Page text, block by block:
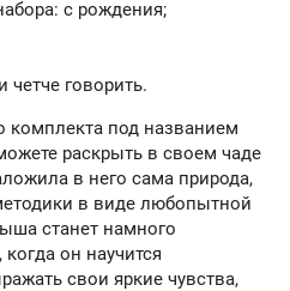
с рождения;
говорить.
под названием
раскрыть в своем чаде
в него сама природа,
в виде любопытной
станет намного
он научится
свои яркие чувства,